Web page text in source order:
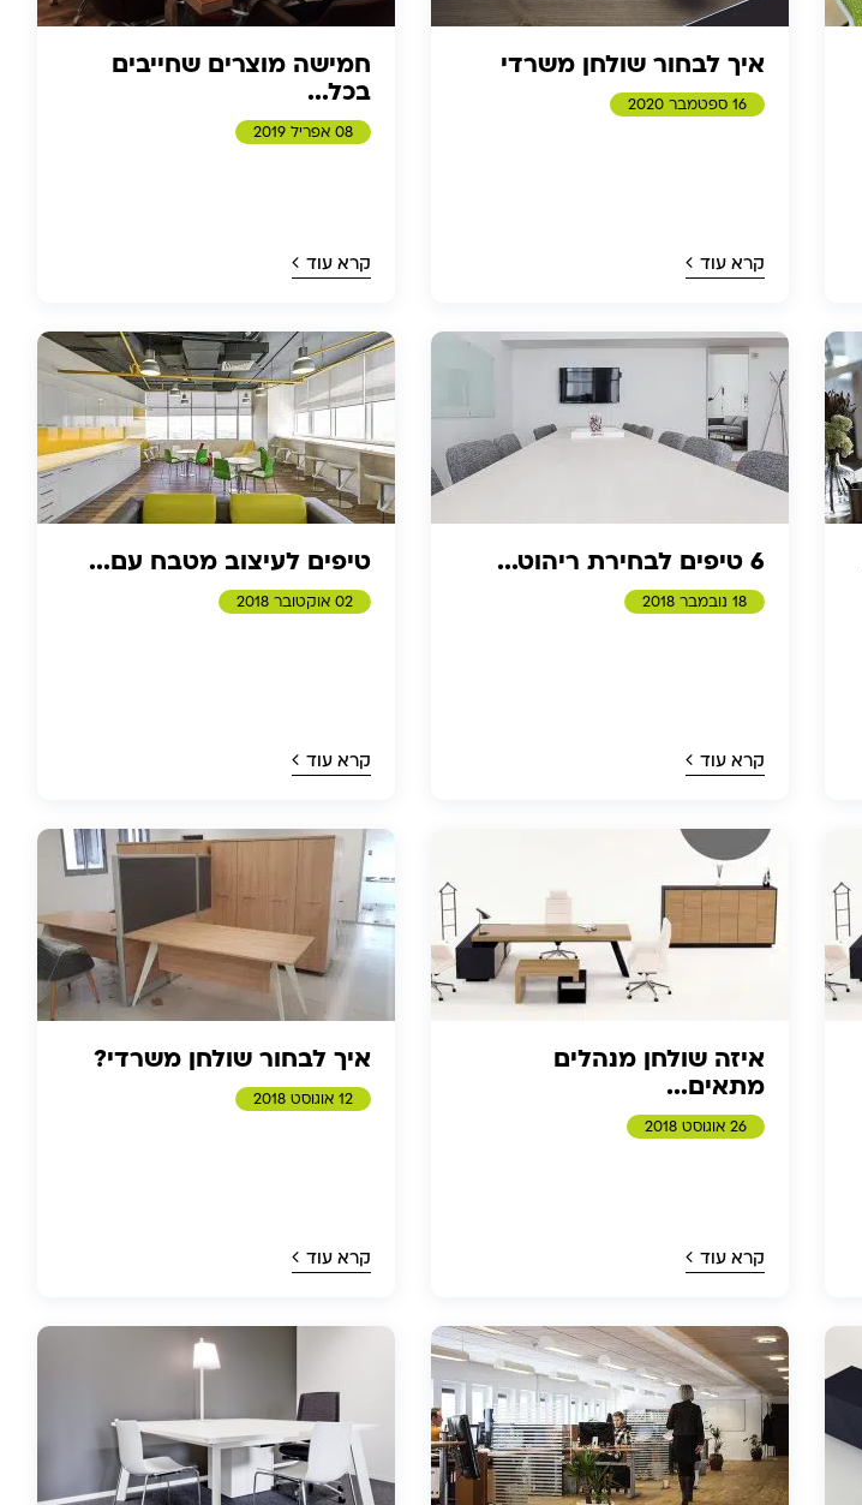
איך לבחור שולחן משרדי
16 ספטמבר 2020
קרא עוד
חמישה מוצרים שחייבים
בכל...
08 אפריל 2019
קרא עוד
6 טיפים לבחירת ריהוט...
18 נובמבר 2018
קרא עוד
טיפים לעיצוב מטבח עם...
02 אוקטובר 2018
קרא עוד
איזה שולחן מנהלים
מתאים...
26 אוגוסט 2018
קרא עוד
איך לבחור שולחן משרדי?
12 אוגוסט 2018
קרא עוד